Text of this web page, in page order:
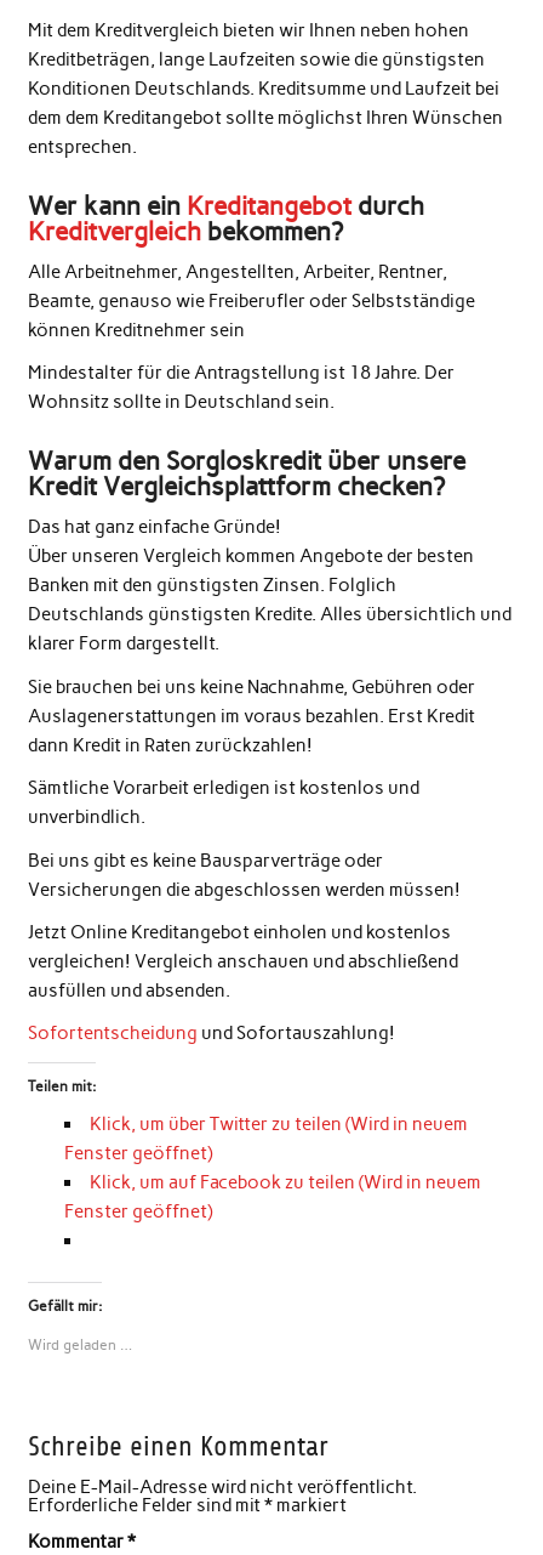
Mit dem Kreditvergleich bieten wir Ihnen neben hohen
Kreditbeträgen, lange Laufzeiten sowie die günstigsten
Konditionen Deutschlands. Kreditsumme und Laufzeit bei
dem dem Kreditangebot sollte möglichst Ihren Wünschen
entsprechen.
Wer kann ein Kreditangebotdurch
Kreditvergleichbekommen?
Alle Arbeitnehmer, Angestellten, Arbeiter, Rentner,
Beamte, genauso wie Freiberufler oder Selbstständige
können Kreditnehmer sein
Mindestalter für die Antragstellung ist 18 Jahre. Der
Wohnsitz sollte in Deutschland sein.
Warum den Sorgloskredit über unsere
Kredit Vergleichsplattform checken?
Das hat ganz einfache Gründe!
Über unseren Vergleich kommen Angebote der besten
Banken mit den günstigsten Zinsen. Folglich
Deutschlands günstigsten Kredite. Alles übersichtlich und
klarer Form dargestellt.
Sie brauchen bei uns keine Nachnahme, Gebühren oder
Auslagenerstattungen im voraus bezahlen. Erst Kredit
dann Kredit in Raten zurückzahlen!
Sämtliche Vorarbeit erledigen ist kostenlos und
unverbindlich.
Bei uns gibt es keine Bausparverträge oder
Versicherungen die abgeschlossen werden müssen!
Jetzt Online Kreditangebot einholen und kostenlos
vergleichen! Vergleich anschauen und abschließend
ausfüllen und absenden.
Sofortentscheidung und Sofortauszahlung!
Teilen mit:
Klick, um über Twitter zu teilen (Wird in neuem
Fenster geöffnet)
Klick, um auf Facebook zu teilen (Wird in neuem
Fenster geöffnet)
Gefällt mir:
Wird geladen …
Schreibe einen Kommentar
Deine E-Mail-Adresse wird nicht veröffentlicht.
Erforderliche Felder sind mit*markiert
Kommentar*